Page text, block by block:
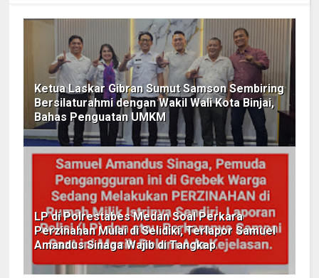
Ketua Laskar Gibran Sumut Samson Sembiring
Bersilaturahmi dengan Wakil Wali Kota Binjai,
Bahas Penguatan UMKM
LP di Polrestabes Medan Soal Perkara
Perzinahan Mulai di Selidiki, Terlapor Samuel
Amandus Sinaga Wajib di Tangkap